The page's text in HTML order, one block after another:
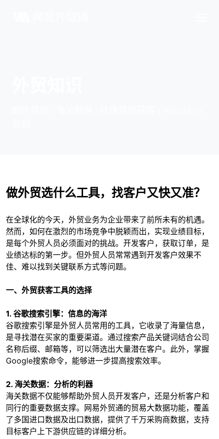
做外贸选什么工具，找客户又快又准？
在全球化的今天，外贸业务为企业带来了前所未有的机遇。
然而，如何在激烈的市场竞争中脱颖而出，实现业绩目标，
是每个外贸人员必须面对的挑战。开发客户，获取订单，是
业绩达标的第一步。但外贸人员常常遇到开发客户效果不
佳、难以找到关键联系方式等问题。
一、外贸获客工具的选择
1. 谷歌搜索引擎：信息的海洋
谷歌搜索引擎是外贸人员常用的工具，它收录了海量信息，
是寻找潜在买家的重要渠道。通过搜索产品关键词结合公司
名称后缀、邮箱等，可以筛选出大量潜在客户。此外，掌握
Google搜索命令，能够进一步提高搜索效率。
2. 海关数据：分析的利器
海关数据不仅能够帮助外贸人员开发客户，还是分析客户和
同行的重要数据支撑。网易外贸通的贸易大数据功能，覆盖
了多国进口数据及出口数据，提供了千万采购商数据，支持
目标客户上下游供应链的详细分析。